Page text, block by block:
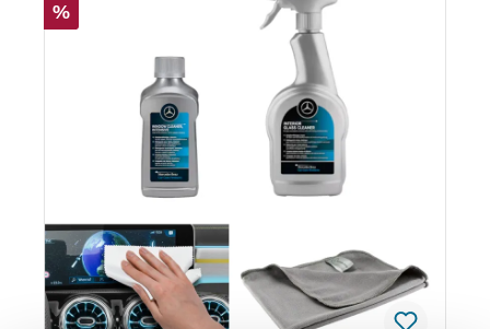
Schläfrigkeit und Benommenheit verursachen H412:
Schädlich für Wasserorganismen, mit langfristiger
spröder oder rissiger Haut führen Entzündbar,
schädlich für Wasserorganismen
Sicherheitsinformationen im beiliegenden Datenblatt.
%